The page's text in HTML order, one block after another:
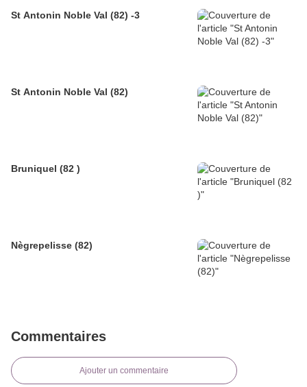
St Antonin Noble Val (82) -3
St Antonin Noble Val (82)
Bruniquel (82 )
Nègrepelisse (82)
Commentaires
Ajouter un commentaire